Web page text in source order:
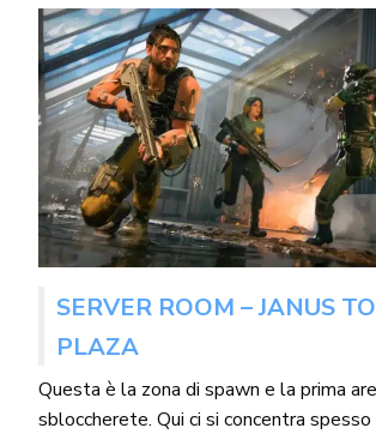
SERVER ROOM – JANUS
PLAZA
Questa è la zona di spawn e la prima
sbloccherete. Qui ci si concentra